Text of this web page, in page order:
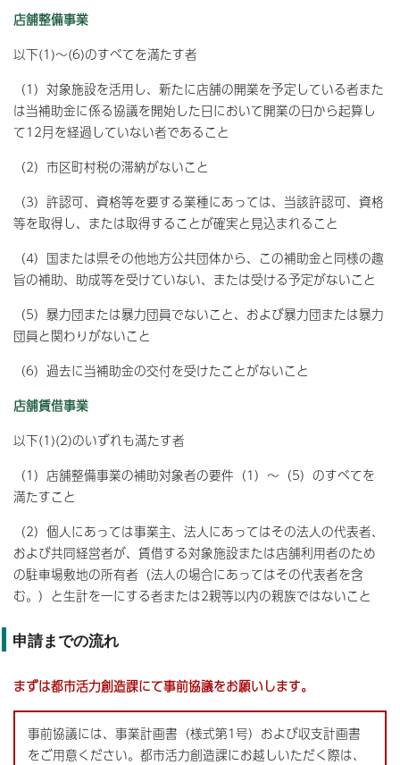
店舗整備事業
以下(1)～(6)のすべてを満たす者
（1）対象施設を活用し、新たに店舗の開業を予定している者また
は当補助金に係る協議を開始した日において開業の日から起算し
て12月を経過していない者であること
（2）市区町村税の滞納がないこと
（3）許認可、資格等を要する業種にあっては、当該許認可、資格
等を取得し、または取得することが確実と見込まれること
（4）国または県その他地方公共団体から、この補助金と同様の趣
旨の補助、助成等を受けていない、または受ける予定がないこと
（5）暴力団または暴力団員でないこと、および暴力団または暴力
団員と関わりがないこと
（6）過去に当補助金の交付を受けたことがないこと
店舗賃借事業
以下(1)(2)のいずれも満たす者
（1）店舗整備事業の補助対象者の要件（1）～（5）のすべてを
満たすこと
（2）個人にあっては事業主、法人にあってはその法人の代表者、
および共同経営者が、賃借する対象施設または店舗利用者のため
の駐車場敷地の所有者（法人の場合にあってはその代表者を含
む。）と生計を一にする者または2親等以内の親族ではないこと
申請までの流れ
まずは都市活力創造課にて事前協議をお願いします。
事前協議には、事業計画書（様式第1号）および収支計画書
をご用意ください。都市活力創造課にお越しいただく際は、